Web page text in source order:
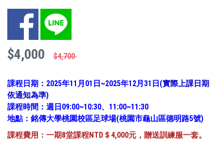
Facebook LINE
$4,000 $4,700
課程日期：2025年11月01日~2025年12月31日(實際上課日期
依通知為準)
課程時間：週日09:00~10:30、11:00~11:30
地點：銘傳大學桃園校區足球場(桃園市龜山區德明路5號)
課程費用：一期8堂課程NTD ＄4,000元，贈送訓練服一套。